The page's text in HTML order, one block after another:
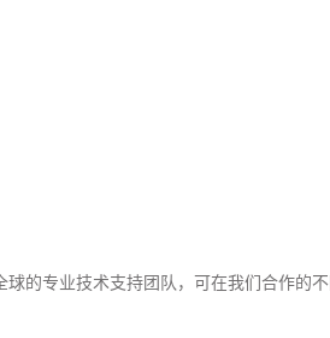
球的专业技术支持团队，可在我们合作的